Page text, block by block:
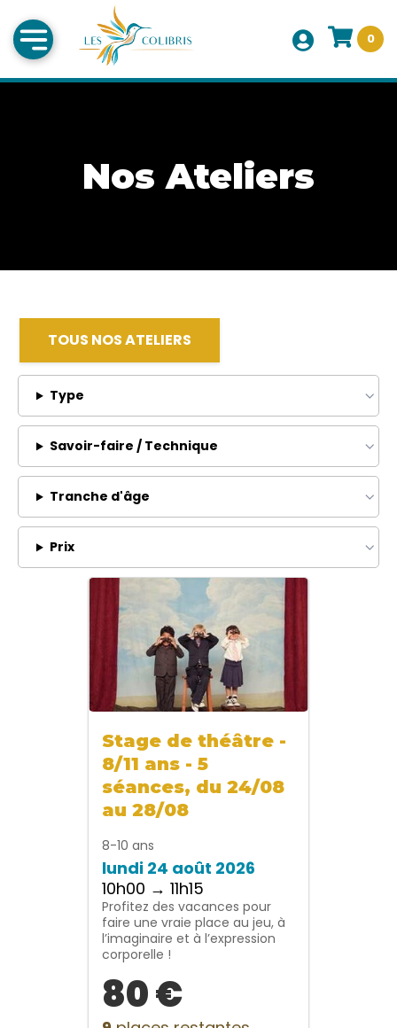
0
Nos Ateliers
TOUS NOS ATELIERS
Type
Savoir-faire / Technique
Tranche d'âge
Prix
Stage de théâtre -
8/11 ans - 5
séances, du 24/08
au 28/08
8-10 ans
lundi 24 août 2026
10h00 → 11h15
Profitez des vacances pour
faire une vraie place au jeu, à
l’imaginaire et à l’expression
corporelle !
80 €